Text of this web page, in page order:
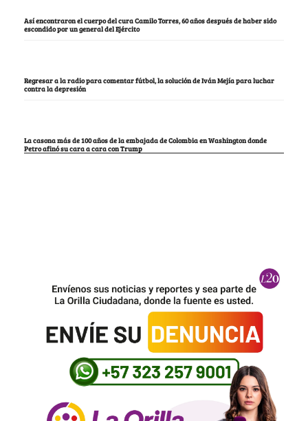
Así encontraron el cuerpo del cura Camilo Torres, 60 años después de haber sido
escondido por un general del Ejército
Regresar a la radio para comentar fútbol, la solución de Iván Mejía para luchar
contra la depresión
La casona más de 100 años de la embajada de Colombia en Washington donde
Petro afinó su cara a cara con Trump